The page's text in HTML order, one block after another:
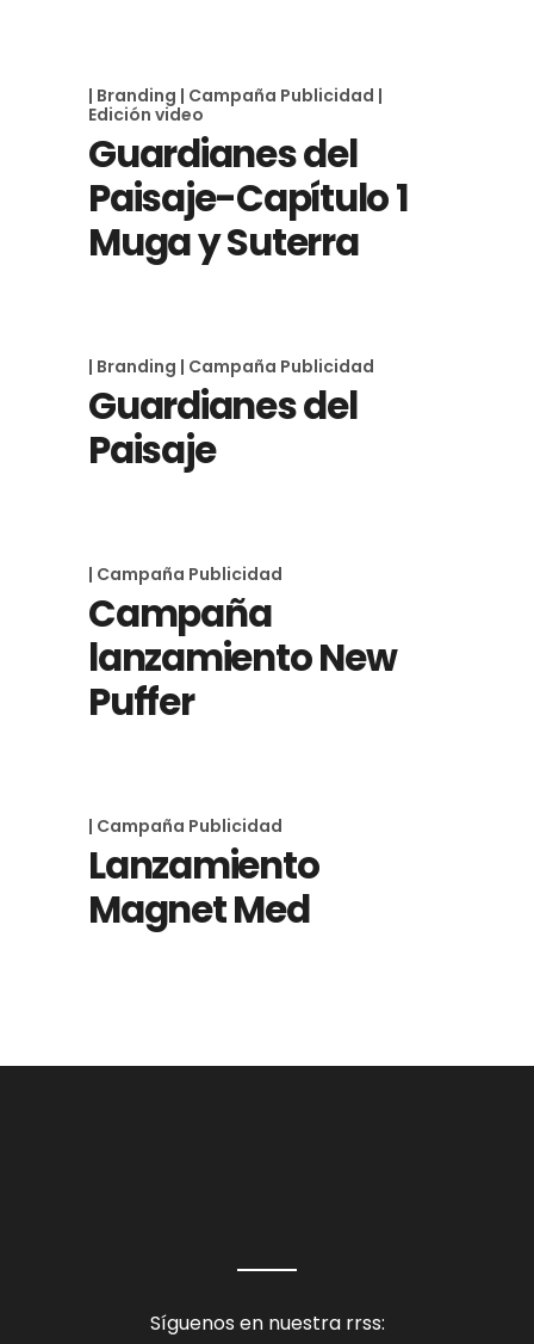
| Branding | Campaña Publicidad |
Edición video
Guardianes del
Paisaje-Capítulo 1
Muga y Suterra
| Branding | Campaña Publicidad
Guardianes del
Paisaje
| Campaña Publicidad
Campaña
lanzamiento New
Puffer
| Campaña Publicidad
Lanzamiento
Magnet Med
Síguenos en nuestra rrss: